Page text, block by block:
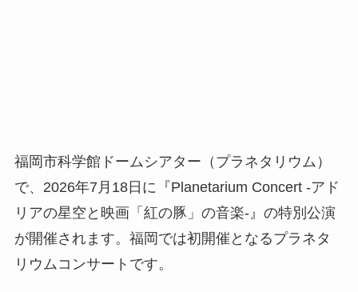
福岡市科学館ドームシアター（プラネタリウム）
で、2026年7月18日に『Planetarium Concert -アド
リアの星空と映画「紅の豚」の音楽-』の特別公演
が開催されます。福岡では初開催となるプラネタ
リウムコンサートです。